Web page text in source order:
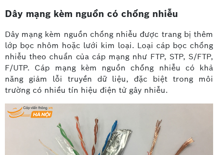
Dây mạng kèm nguồn có chống nhiễu
Dây mạng kèm nguồn chống nhiễu được trang bị thêm
lớp bọc nhôm hoặc lưới kim loại. Loại cáp bọc chống
nhiễu theo chuẩn của cáp mạng như FTP, STP, S/FTP,
F/UTP. Cáp mạng kèm nguồn chống nhiễu có khả
năng giảm lỗi truyền dữ liệu, đặc biệt trong môi
trường có nhiều tín hiệu điện tử gây nhiễu.